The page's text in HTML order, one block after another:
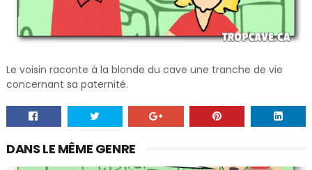
Le voisin raconte à la blonde du cave une tranche de vie
concernant sa paternité.
DANS LE MÊME GENRE